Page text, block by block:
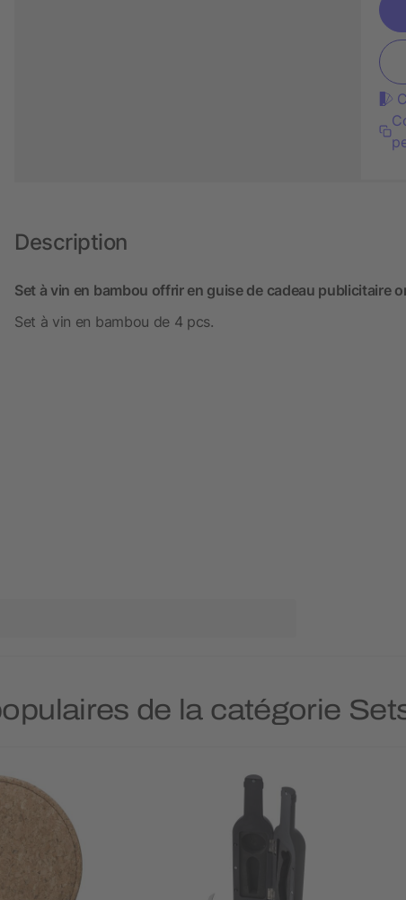
Description
Set à vin en bambou offrir en guise de cadeau publicitaire
Set à vin en bambou de 4 pcs.
de la catégorie